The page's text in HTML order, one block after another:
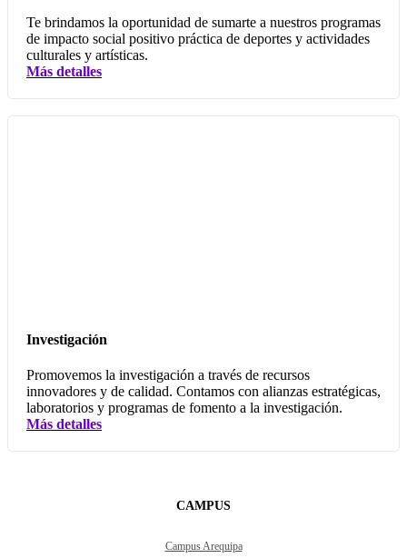
Te brindamos la oportunidad de sumarte a nuestros programas
de impacto social positivo práctica de deportes y actividades
culturales y artísticas.
Más detalles
Investigación
Promovemos la investigación a través de recursos
innovadores y de calidad. Contamos con alianzas estratégicas,
laboratorios y programas de fomento a la investigación.
Más detalles
CAMPUS
Campus Arequipa